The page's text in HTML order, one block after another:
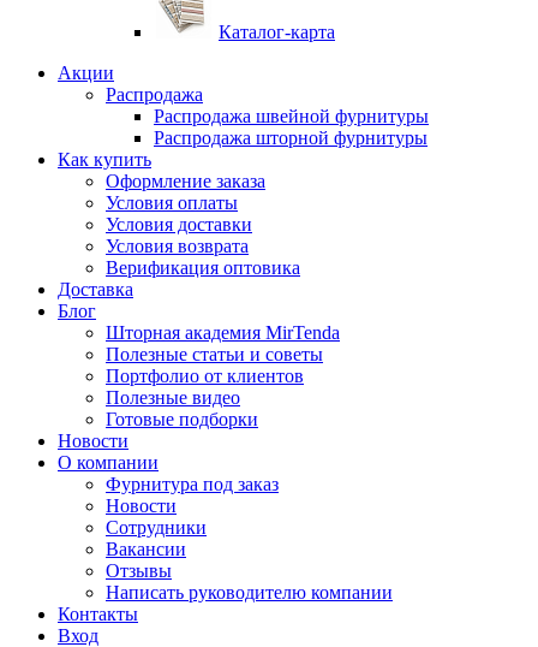
Каталог-карта
Акции
Распродажа
Распродажа швейной фурнитуры
Распродажа шторной фурнитуры
Как купить
Оформление заказа
Условия оплаты
Условия доставки
Условия возврата
Верификация оптовика
Доставка
Блог
Шторная академия MirTenda
Полезные статьи и советы
Портфолио от клиентов
Полезные видео
Готовые подборки
Новости
О компании
Фурнитура под заказ
Новости
Сотрудники
Вакансии
Отзывы
Написать руководителю компании
Контакты
Вход